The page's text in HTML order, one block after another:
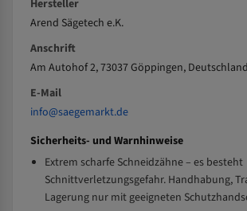
Hersteller
Arend Sägetech e.K.
Anschrift
Am Autohof 2, 73037 Göppingen, Deutschland
E-Mail
info@saegemarkt.de
Sicherheits- und Warnhinweise
Extrem scharfe Schneidzähne – es besteht
Schnittverletzungsgefahr. Handhabung,
Lagerung nur mit geeigneten